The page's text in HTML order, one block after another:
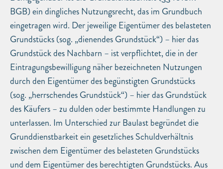
BGB) ein dingliches Nutzungsrecht, das im Grundbuch
eingetragen wird. Der jeweilige Eigentümer des belasteten
Grundstücks (sog. „dienendes Grundstück“) – hier das
Grundstück des Nachbarn – ist verpflichtet, die in der
Eintragungsbewilligung näher bezeichneten Nutzungen
durch den Eigentümer des begünstigten Grundstücks
(sog. „herrschendes Grundstück“) – hier das Grundstück
des Käufers – zu dulden oder bestimmte Handlungen zu
unterlassen. Im Unterschied zur Baulast begründet die
Grunddienstbarkeit ein gesetzliches Schuldverhältnis
zwischen dem Eigentümer des belasteten Grundstücks
und dem Eigentümer des berechtigten Grundstücks. Aus